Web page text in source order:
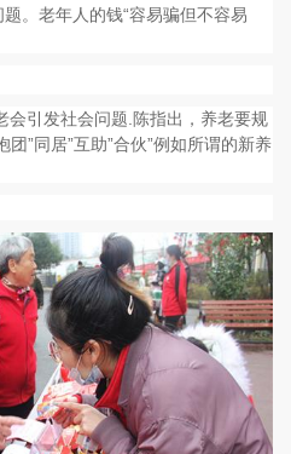
。老年人的钱“容易骗但不容易
会引发社会问题.陈指出，养老要规
”同居”互助”合伙”例如所谓的新养